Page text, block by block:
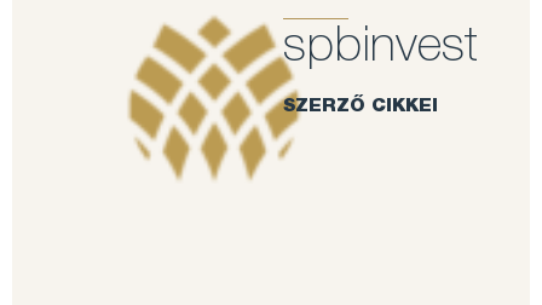
spbinvest
SZERZŐ CIKKEI